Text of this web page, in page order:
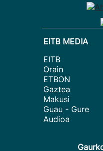
EITB MEDIA
EITB
Orain
ETBON
Gaztea
Makusi
Guau - Gure
Audioa